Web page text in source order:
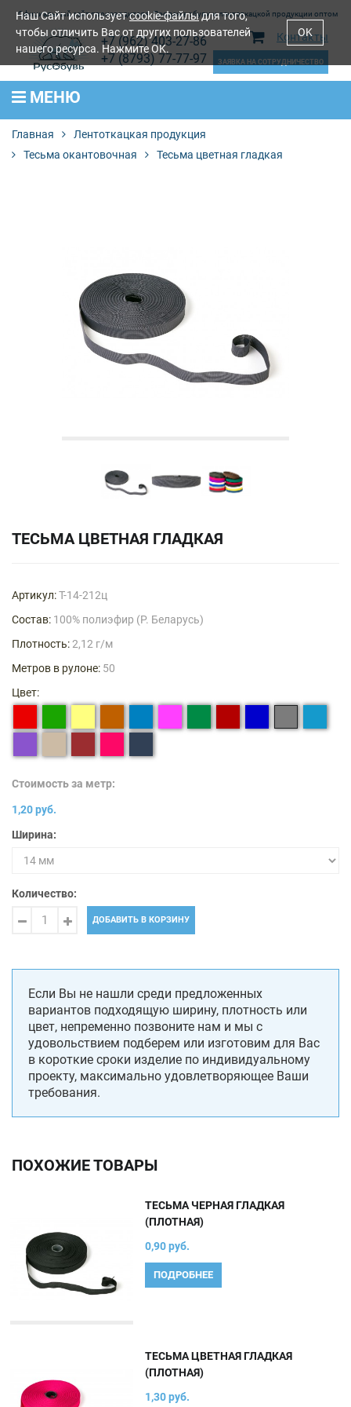
Официальный сайт производителя. Продажа обуви и лентоткацкой продукции оптом
+7 (962) 403-27-86
+7 (8793) 77-77-97
ЗАЯВКА НА СОТРУДНИЧЕСТВО
Контакты
МЕНЮ
Главная
Лентоткацкая продукция
Тесьма окантовочная
Тесьма цветная гладкая
ТЕСЬМА ЦВЕТНАЯ ГЛАДКАЯ
Артикул:Т-14-212ц
Состав: 100% полиэфир (Р. Беларусь)
Плотность:2,12 г/м
Метров в рулоне: 50
Цвет:
Стоимость за метр:
1,20 руб.
Ширина:
Количество:
ДОБАВИТЬ В КОРЗИНУ
Если Вы не нашли среди предложенных
вариантов подходящую ширину, плотность или
цвет, непременно позвоните нам и мы с
удовольствием подберем или изготовим для Вас
в короткие сроки изделие по индивидуальному
проекту, максимально удовлетворяющее Ваши
требования.
ПОХОЖИЕ ТОВАРЫ
ТЕСЬМА ЧЕРНАЯ ГЛАДКАЯ
(ПЛОТНАЯ)
0,90 руб.
ПОДРОБНЕЕ
ТЕСЬМА ЦВЕТНАЯ ГЛАДКАЯ
(ПЛОТНАЯ)
1,30 руб.
Наш Сайт используетcookie-файлыдля того,
чтобы отличить Вас от других пользователей
нашего ресурса. Нажмите OK.
OK